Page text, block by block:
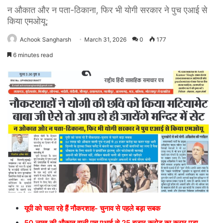
न औकात और न पता-ठिकाना, फिर भी योगी सरकार ने पुच एआई से
किया एमओयू;
Achook Sangharsh March 31, 2026 0 177
6 minutes read
यूपी को चला रहे हैं नौकरशाह- चुनाव से पहले बड़ा सबक